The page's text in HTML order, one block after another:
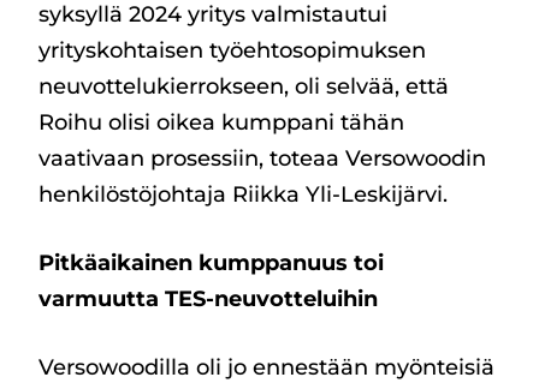
syksyllä 2024 yritys valmistautui
yrityskohtaisen työehtosopimuksen
neuvottelukierrokseen, oli selvää, että
Roihu olisi oikea kumppani tähän
vaativaan prosessiin, toteaa Versowoodin
henkilöstöjohtaja Riikka Yli-Leskijärvi.
Pitkäaikainen kumppanuus toi
varmuutta TES-neuvotteluihin
Versowoodilla oli jo ennestään myönteisiä